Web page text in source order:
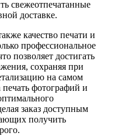
свежеотпечатанные
доставке.
качество печати и
профессиональное
позволяет достигать
сохраняя при
на самом
фотографий и
заказ доступным
получить